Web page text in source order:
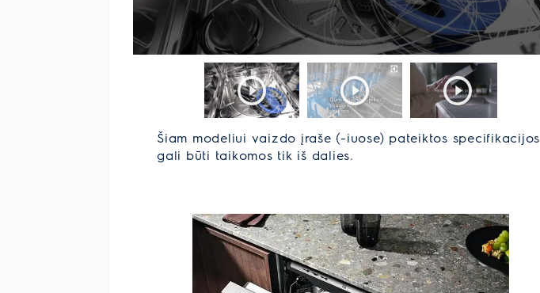
Šiam modeliui vaizdo įraše (-iuose) pateiktos specifikacijos
gali būti taikomos tik iš dalies.